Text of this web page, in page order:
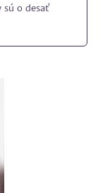
sú o desať